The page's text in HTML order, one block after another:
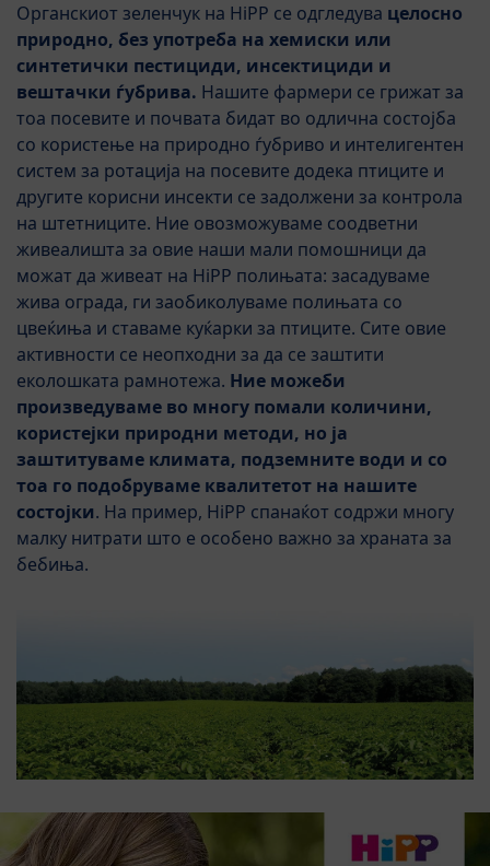
Органскиот зеленчук на HiPP се одгледува целосно
природно, без употреба на хемиски или
синтетички пестициди, инсектициди и
вештачки ѓубрива. Нашите фармери се грижат за
тоа посевите и почвата бидат во одлична состојба
со користење на природно ѓубриво и интелигентен
систем за ротација на посевите додека птиците и
другите корисни инсекти се задолжени за контрола
на штетниците. Ние овозможуваме соодветни
живеалишта за овие наши мали помошници да
можат да живеат на HiPP полињата: засадуваме
жива ограда, ги заобиколуваме полињата со
цвеќиња и ставаме куќарки за птиците. Сите овие
активности се неопходни за да се заштити
еколошката рамнотежа. Ние можеби
произведуваме во многу помали количини,
користејки природни методи, но ја
заштитуваме климата, подземните води и со
тоа го подобруваме квалитетот на нашите
состојки. На пример, HiPP спанаќот содржи многу
малку нитрати што е особено важно за храната за
бебиња.